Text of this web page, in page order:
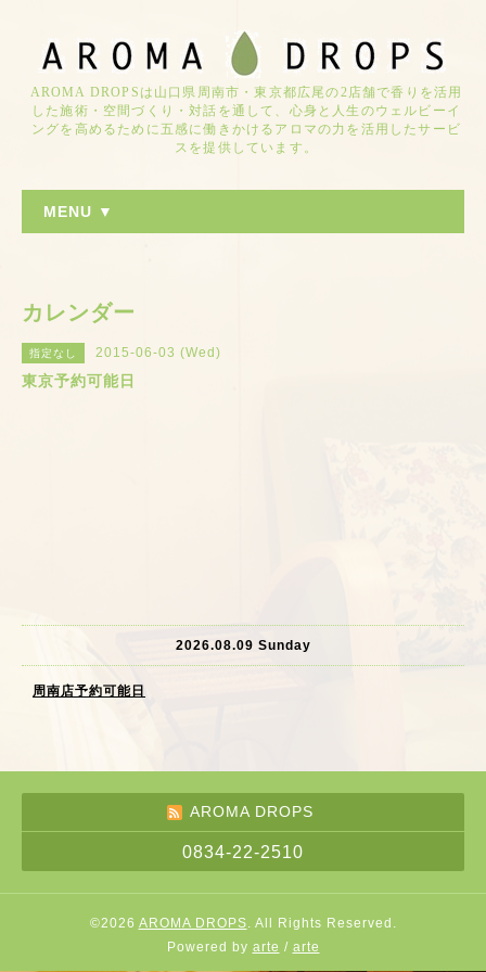
AROMA DROPSは山口県周南市・東京都広尾の2店舗で香りを活用
した施術・空間づくり・対話を通して、心身と人生のウェルビーイ
ングを高めるために五感に働きかけるアロマの力を活用したサービ
スを提供しています。
MENU ▼
カレンダー
指定なし 2015-06-03 (Wed)
東京予約可能日
2026.08.09 Sunday
周南店予約可能日
AROMA DROPS
0834-22-2510
©2026 AROMA DROPS. All Rights Reserved.
Powered by arte / arte